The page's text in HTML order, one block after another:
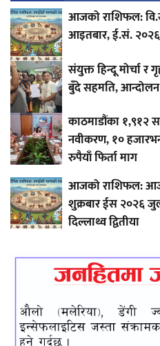
आजको राशिफल:
आइतबार, ई.सं.
संयुक्त हिन्दू मोर्चा र
बुँदे सहमति, आन्दोलन
काठमाडौंका १,९१२
नवीकरण, १०
रुपैयाँ फिर्ता माग
आजको राशिफल:
शुक्रबार ईस २०२६
दिल्लाथ्व द्वितीया